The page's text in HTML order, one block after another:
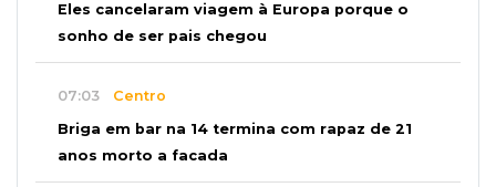
Eles cancelaram viagem à Europa porque o
sonho de ser pais chegou
07:03 Centro
Briga em bar na 14 termina com rapaz de 21
anos morto a facada